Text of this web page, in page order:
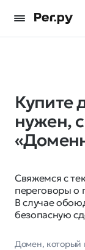
Купите
нужен,
Свяжемся с
переговоры о
В случае
безопасную
Домен, который